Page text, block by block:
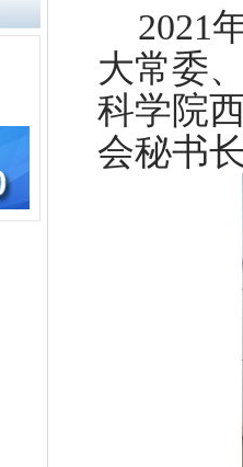
2021
大常委
科学院
会秘书